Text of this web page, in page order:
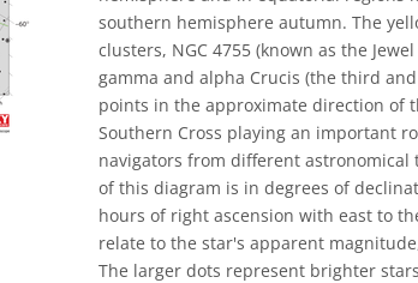
southern hemisphere autumn. The
clusters, NGC 4755 (known as the
gamma and alpha Crucis (the third
points in the approximate direction of
Southern Cross playing an important
navigators from different
of this diagram is in degrees of
hours of right ascension with east to
relate to the star's apparent
The larger dots represent brighter